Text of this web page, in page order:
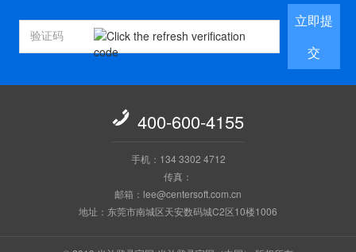
立即提
交
 400-600-4155
手机：134 3302 4712
传真：
邮箱：lee@centersoft.com.cn
地址：东莞市南城区天安数码城C2区10楼1006